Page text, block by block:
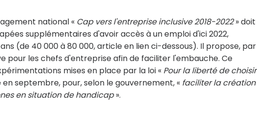
national « Cap vers l'entreprise inclusive 2018-2022» doit
supplémentaires d'avoir accès à un emploi d'ici 2022,
(de 40 000 à 80 000, article en lien ci-dessous). Il propose, par
pour les chefs d'entreprise afin de faciliter l'embauche. Ce
mises en place par la loi « Pour la liberté de choisir
septembre, pour, selon le gouvernement, « faciliter la création
en situation de handicap».